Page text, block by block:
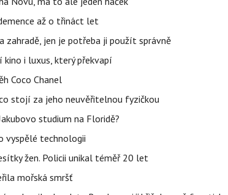
až o třináct let
zahradě, jen je potřeba ji použít správně
i luxus, který překvapí
Coco Chanel
stojí za jeho neuvěřitelnou fyzičkou
studium na Floridě?
vyspělé technologii
žen. Policii unikal téměř 20 let
mořská smršť